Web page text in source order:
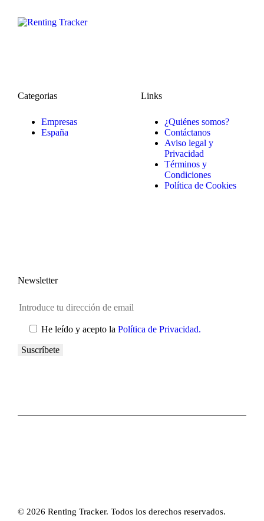
Categorias
Empresas
España
Links
¿Quiénes somos?
Contáctanos
Aviso legal y
Privacidad
Términos y
Condiciones
Política de Cookies
Newsletter
He leído y acepto la Política de Privacidad.
© 2026 Renting Tracker. Todos los derechos reservados.